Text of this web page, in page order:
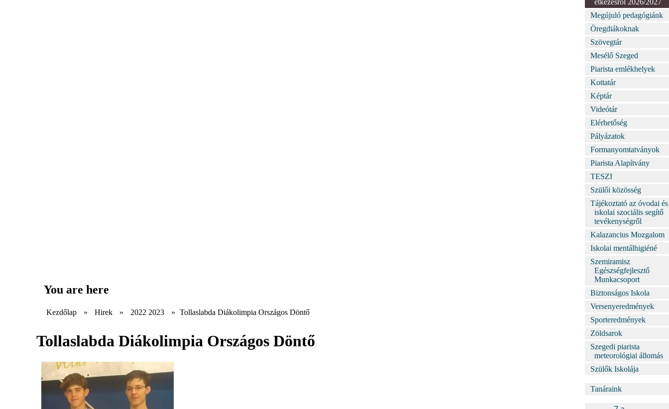
You are here
Kezdőlap » Hirek » 2022 2023 » Tollaslabda Diákolimpia Országos Döntő
Tollaslabda Diákolimpia Országos Döntő
étkezésről 2026/2027
Megújuló pedagógiánk
Öregdiákoknak
Szövegtár
Mesélő Szeged
Piarista emlékhelyek
Kottatár
Képtár
Videótár
Elérhetőség
Pályázatok
Formanyomtatványok
Piarista Alapítvány
TESZI
Szülői közösség
Tájékoztató az óvodai és
iskolai szociális segítő
tevékenységről
Kalazancius Mozgalom
Iskolai mentálhigiéné
Szemiramisz
Egészségfejlesztő
Munkacsoport
Biztonságos Iskola
Versenyeredmények
Sporteredmények
Zöldsarok
Szegedi piarista
meteorológiai állomás
Szülők Iskolája
Tanáraink